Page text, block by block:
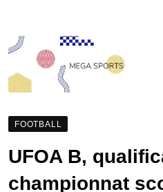
FOOTBALL
UFOA B,
championnat